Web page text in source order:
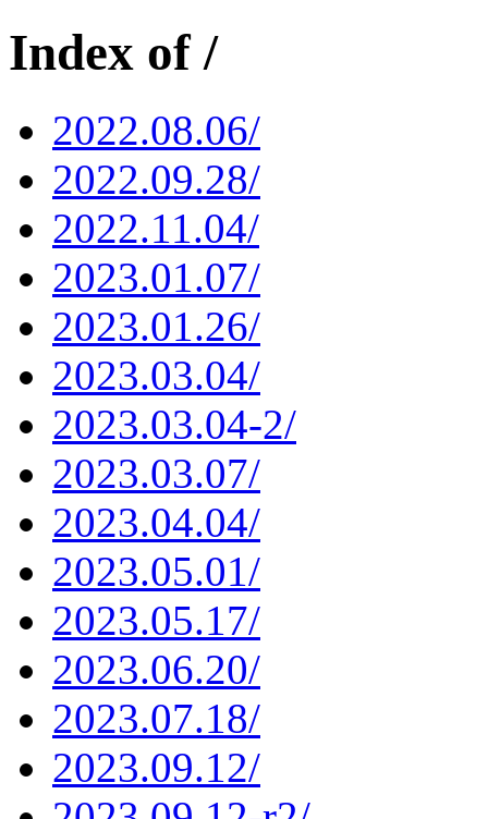
Index of /
2022.08.06/
2022.09.28/
2022.11.04/
2023.01.07/
2023.01.26/
2023.03.04/
2023.03.04-2/
2023.03.07/
2023.04.04/
2023.05.01/
2023.05.17/
2023.06.20/
2023.07.18/
2023.09.12/